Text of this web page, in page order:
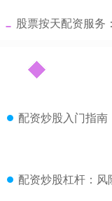
股票按天配资服务
配资炒股入门指
配资炒股杠杆：